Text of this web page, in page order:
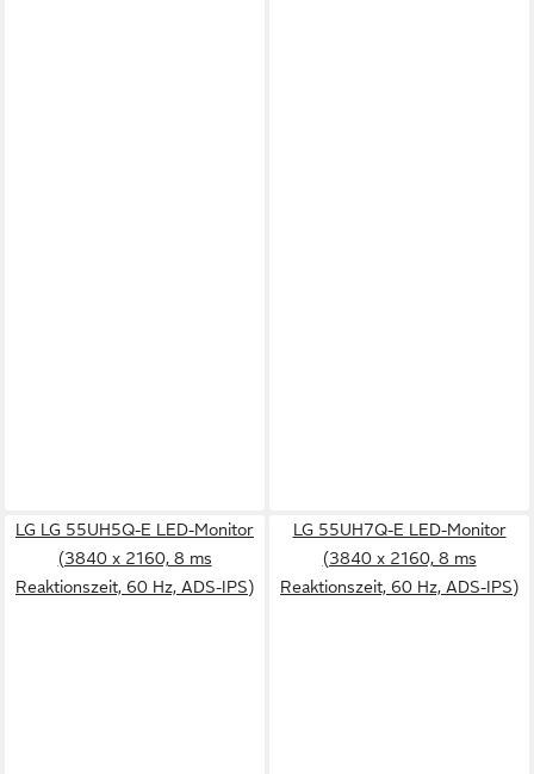
LG LG 55UH5Q-E LED-Monitor
(3840 x 2160, 8 ms
Reaktionszeit, 60 Hz, ADS-IPS)
LG 55UH7Q-E LED-Monitor
(3840 x 2160, 8 ms
Reaktionszeit, 60 Hz, ADS-IPS)